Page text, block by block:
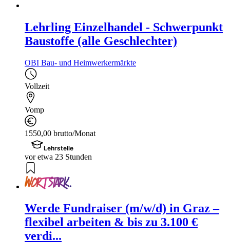
Lehrling Einzelhandel - Schwerpunkt
Baustoffe (alle Geschlechter)
OBI Bau- und Heimwerkermärkte
Vollzeit
Vomp
1550,00 brutto/Monat
Lehrstelle
vor etwa 23 Stunden
Werde Fundraiser (m/w/d) in Graz –
flexibel arbeiten & bis zu 3.100 €
verdi...